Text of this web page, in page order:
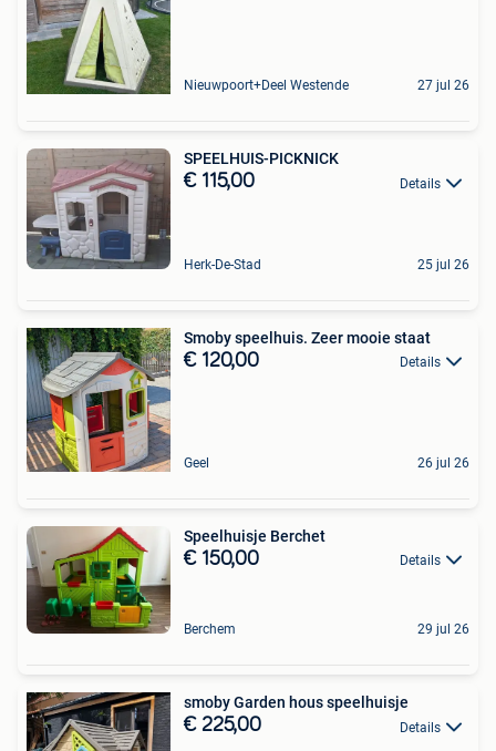
Nieuwpoort+Deel Westende 27 jul 26
SPEELHUIS-PICKNICK
€ 115,00 Details
Herk-De-Stad 25 jul 26
Smoby speelhuis. Zeer mooie staat
€ 120,00 Details
Geel 26 jul 26
Speelhuisje Berchet
€ 150,00 Details
Berchem 29 jul 26
smoby Garden hous speelhuisje
€ 225,00 Details